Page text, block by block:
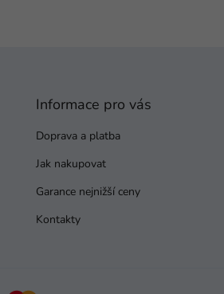
Informace pro vás
Doprava a platba
Jak nakupovat
Garance nejnižší ceny
Kontakty